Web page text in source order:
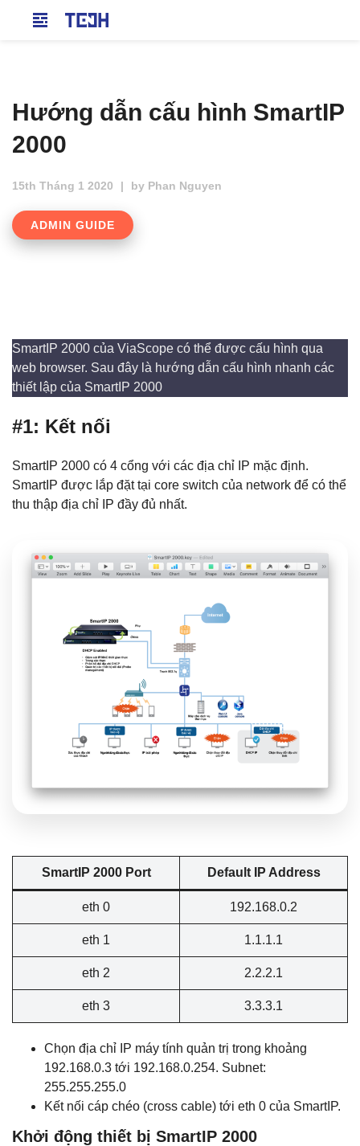
Hướng dẫn cấu hình SmartIP
2000
15th Tháng 1 2020 | by Phan Nguyen
ADMIN GUIDE
SmartIP 2000 của ViaScope có thể được cấu hình qua
web browser. Sau đây là hướng dẫn cấu hình nhanh các
thiết lập của SmartIP 2000
#1: Kết nối
SmartIP 2000 có 4 cổng với các địa chỉ IP mặc định.
SmartIP được lắp đặt tại core switch của network để có thể
thu thập địa chỉ IP đầy đủ nhất.
SmartIP 2000 Port Default IP Address
eth 0 192.168.0.2
eth 1 1.1.1.1
eth 2 2.2.2.1
eth 3 3.3.3.1
Chọn địa chỉ IP máy tính quản trị trong khoảng
192.168.0.3 tới 192.168.0.254. Subnet:
255.255.255.0
Kết nối cáp chéo (cross cable) tới eth 0 của SmartIP.
Khởi động thiết bị SmartIP 2000